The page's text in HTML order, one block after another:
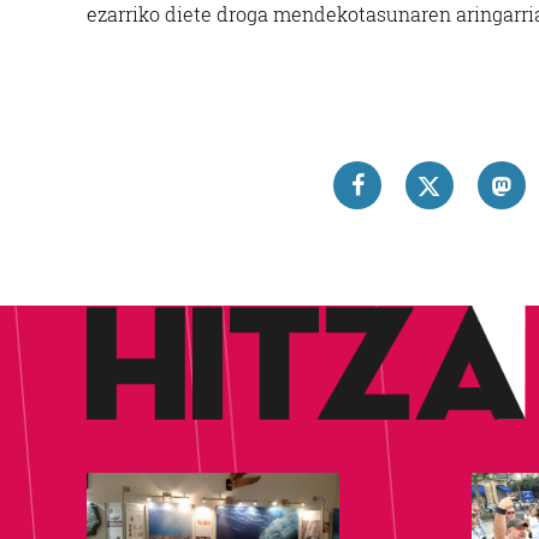
ezarriko diete droga mendekotasunaren